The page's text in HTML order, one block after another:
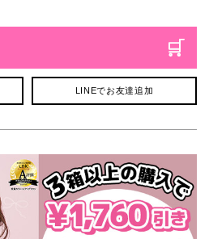
LINEでお友達追加